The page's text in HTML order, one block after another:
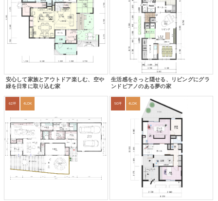
安心して家族とアウトドア楽しむ、空や
緑を日常に取り込む家
生活感をさっと隠せる、リビングにグラ
ンドピアノのある夢の家
62坪 4LDK 50坪 4LDK